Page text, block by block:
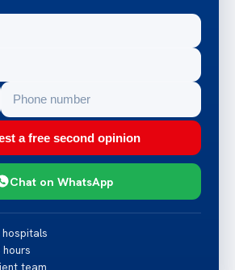
a free second opinion
Chat on WhatsApp
team